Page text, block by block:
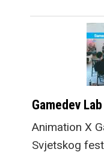
Gamedev
Animation X
Svjetskog